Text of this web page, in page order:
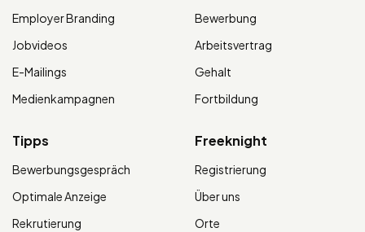
Employer Branding
Jobvideos
E-Mailings
Medienkampagnen
Bewerbung
Arbeitsvertrag
Gehalt
Fortbildung
Tipps
Bewerbungsgespräch
Optimale Anzeige
Rekrutierung
Freeknight
Registrierung
Über uns
Orte